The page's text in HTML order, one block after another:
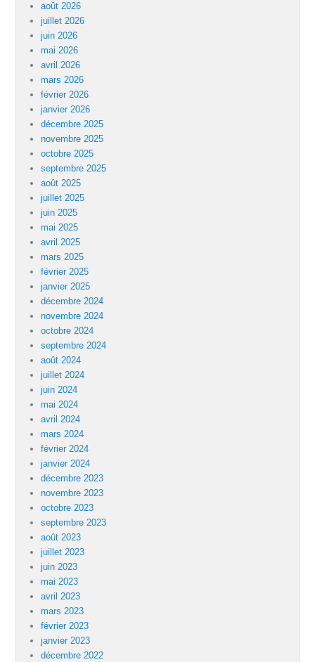
août 2026
juillet 2026
juin 2026
mai 2026
avril 2026
mars 2026
février 2026
janvier 2026
décembre 2025
novembre 2025
octobre 2025
septembre 2025
août 2025
juillet 2025
juin 2025
mai 2025
avril 2025
mars 2025
février 2025
janvier 2025
décembre 2024
novembre 2024
octobre 2024
septembre 2024
août 2024
juillet 2024
juin 2024
mai 2024
avril 2024
mars 2024
février 2024
janvier 2024
décembre 2023
novembre 2023
octobre 2023
septembre 2023
août 2023
juillet 2023
juin 2023
mai 2023
avril 2023
mars 2023
février 2023
janvier 2023
décembre 2022